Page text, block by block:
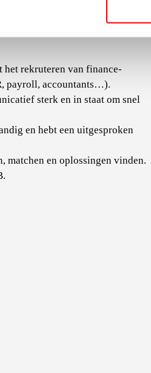
rekruteren van finance-
payroll, accountants…).
sterk en in staat om snel
en hebt een uitgesproken
matchen en oplossingen vinden.